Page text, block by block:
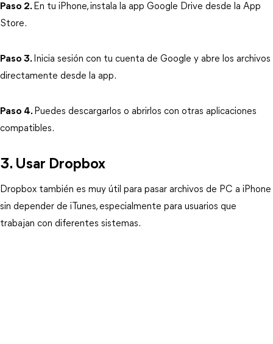
Paso 2. En tu iPhone, instala la app Google Drive desde la App
Store.
Paso 3. Inicia sesión con tu cuenta de Google y abre los archivos
directamente desde la app.
Paso 4. Puedes descargarlos o abrirlos con otras aplicaciones
compatibles.
3. Usar Dropbox
Dropbox también es muy útil para pasar archivos de PC a iPhone
sin depender de iTunes, especialmente para usuarios que
trabajan con diferentes sistemas.